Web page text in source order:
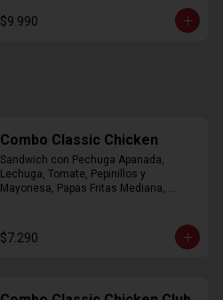
$9.990
Combo Classic Chicken
Sandwich con Pechuga Apanada,
Lechuga, Tomate, Pepinillos y
Mayonesa, Papas Fritas Mediana,
$7.290